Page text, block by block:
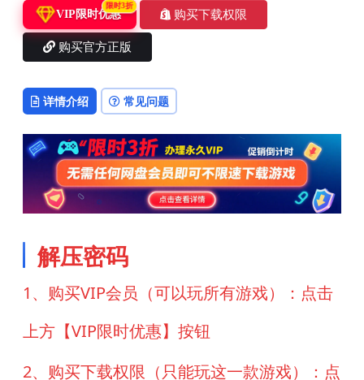
VIP限时优惠
限时3折
购买下载权限
购买官方正版
详情介绍 常见问题
解压密码
1、购买VIP会员（可以玩所有游戏）：点击
上方【VIP限时优惠】按钮
2、购买下载权限（只能玩这一款游戏）：点